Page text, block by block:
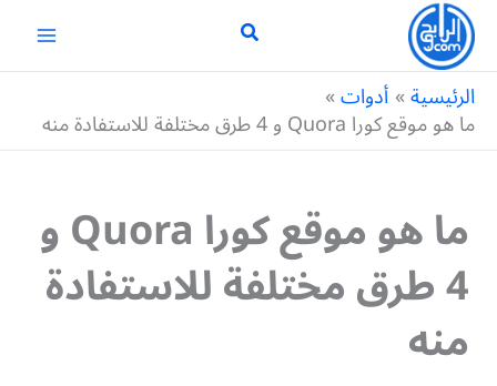
تخطي
المحتوى
الرئيسية أدوات
ما هو موقع كورا Quora و 4 طرق مختلفة للاستفادة منه
ما هو موقع كورا Quora و
4 طرق مختلفة للاستفادة
منه